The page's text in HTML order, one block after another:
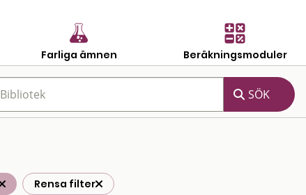
Farliga ämnen Beräkningsmoduler
Rensa filter